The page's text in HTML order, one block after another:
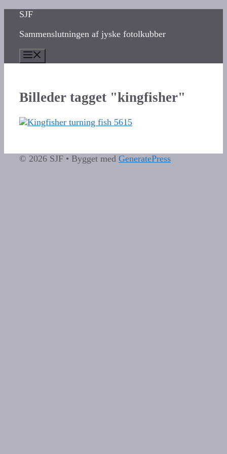
indhold
SJF
Sammenslutningen af jyske fotolkubber
Billeder tagget "kingfisher"
© 2026 SJF • Bygget med GeneratePress